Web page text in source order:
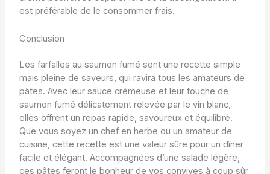
est préférable de le consommer frais.
Conclusion
Les farfalles au saumon fumé sont une recette simple
mais pleine de saveurs, qui ravira tous les amateurs de
pâtes. Avec leur sauce crémeuse et leur touche de
saumon fumé délicatement relevée par le vin blanc,
elles offrent un repas rapide, savoureux et équilibré.
Que vous soyez un chef en herbe ou un amateur de
cuisine, cette recette est une valeur sûre pour un dîner
facile et élégant. Accompagnées d’une salade légère,
ces pâtes feront le bonheur de vos convives à coup sûr